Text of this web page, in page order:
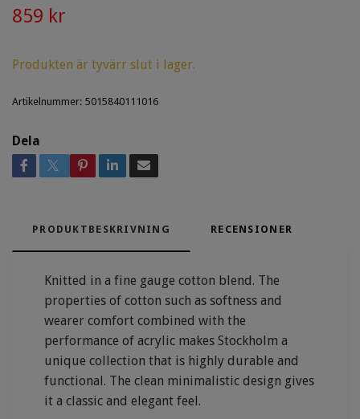
859 kr
Produkten är tyvärr slut i lager.
Artikelnummer: 5015840111016
Dela
PRODUKTBESKRIVNING RECENSIONER
Knitted in a fine gauge cotton blend. The
properties of cotton such as softness and
wearer comfort combined with the
performance of acrylic makes Stockholm a
unique collection that is highly durable and
functional. The clean minimalistic design gives
it a classic and elegant feel.